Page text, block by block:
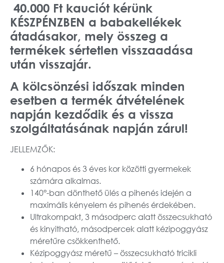
40.000 Ft kauciót kérünk
KÉSZPÉNZBEN a babakellékek
átadásakor, mely összeg a
termékek sértetlen visszaadása
után visszajár.
A kölcsönzési időszak minden
esetben a termék átvételének
napján kezdődik és a vissza
szolgáltatásának napján zárul!
JELLEMZŐK:
6 hónapos és 3 éves kor közötti gyermekek
számára alkalmas.
140°-ban dönthető ülés a pihenés idején a
maximális kényelem és pihenés érdekében.
Ultrakompakt, 3 másodperc alatt összecsukható
és kinyitható, másodpercek alatt kézipoggyász
méretűre csökkenthető.
Kézipoggyász méretű – összecsukható tricikli